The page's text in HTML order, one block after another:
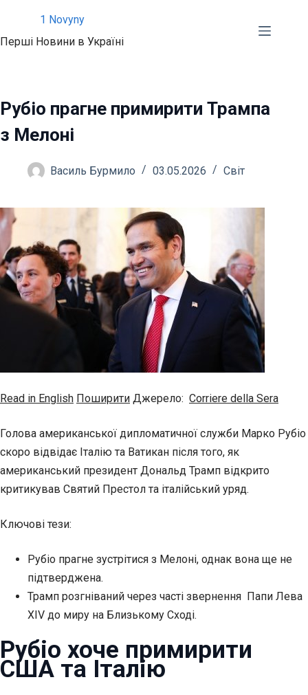
вмісту
1 Novyny
Перші Новини в Україні
Рубіо прагне примирити Трампа
з Мелоні
Василь Бурмило 03.05.2026 Світ
Read in English Поширити Джерело: Corriere della Sera
Голова американської дипломатичної служби Марко Рубіо
скоро відвідає Італію та Ватикан після того, як
американський президент Дональд Трамп відкрито
критикував Святий Престол та італійський уряд.
Ключові тези:
Рубіо прагне зустрітися з Мелоні, однак вона ще не
підтверджена.
Трамп розгніваний через часті звернення Папи Лева
XIV до миру на Близькому Сході.
Рубіо хоче примирити
США та Італію